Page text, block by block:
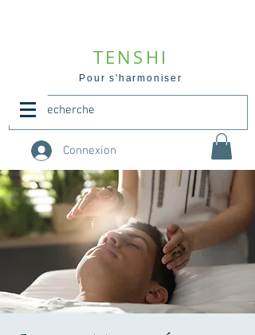
TENSHI
Pour s'harmoniser
Connexion